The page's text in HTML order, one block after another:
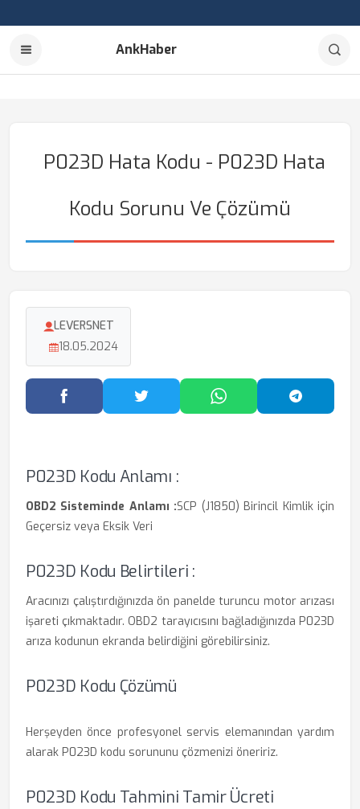
AnkHaber
P023D Hata Kodu - P023D Hata
Kodu Sorunu Ve Çözümü
LEVERSNET
18.05.2024
Facebook'ta PaylaşTwitter'da PaylaşWhatsApp'ta Paylaş
P023D Kodu Anlamı :
OBD2 Sisteminde Anlamı :SCP (J1850) Birincil Kimlik için
Geçersiz veya Eksik Veri
P023D Kodu Belirtileri :
Aracınızı çalıştırdığınızda ön panelde turuncu motor arızası
işareti çıkmaktadır. OBD2 tarayıcısını bağladığınızda P023D
arıza kodunun ekranda belirdiğini görebilirsiniz.
P023D Kodu Çözümü
Herşeyden önce profesyonel servis elemanından yardım
alarak P023D kodu sorununu çözmenizi öneririz.
P023D Kodu Tahmini Tamir Ücreti